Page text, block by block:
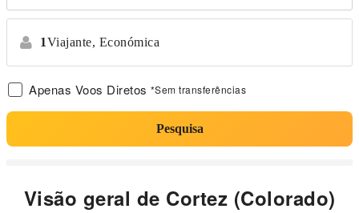
1Viajante, Económica
Apenas Voos Diretos *Sem transferências
Pesquisa
Visão geral de Cortez (Colorado)